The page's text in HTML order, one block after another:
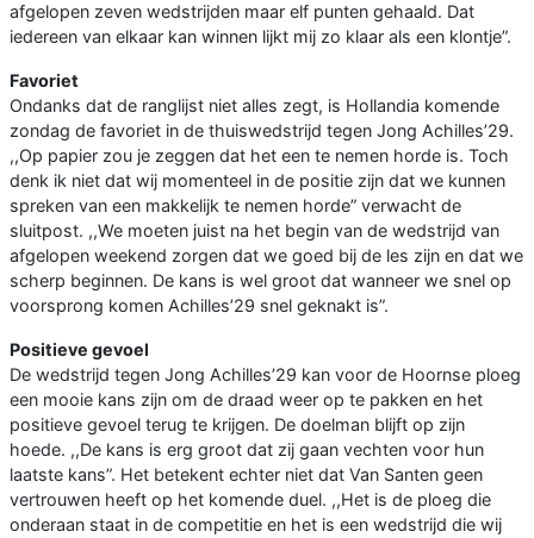
afgelopen zeven wedstrijden maar elf punten gehaald. Dat
iedereen van elkaar kan winnen lijkt mij zo klaar als een klontje”.
Favoriet
Ondanks dat de ranglijst niet alles zegt, is Hollandia komende
zondag de favoriet in de thuiswedstrijd tegen Jong Achilles’29.
,,Op papier zou je zeggen dat het een te nemen horde is. Toch
denk ik niet dat wij momenteel in de positie zijn dat we kunnen
spreken van een makkelijk te nemen horde” verwacht de
sluitpost. ,,We moeten juist na het begin van de wedstrijd van
afgelopen weekend zorgen dat we goed bij de les zijn en dat we
scherp beginnen. De kans is wel groot dat wanneer we snel op
voorsprong komen Achilles’29 snel geknakt is”.
Positieve gevoel
De wedstrijd tegen Jong Achilles’29 kan voor de Hoornse ploeg
een mooie kans zijn om de draad weer op te pakken en het
positieve gevoel terug te krijgen. De doelman blijft op zijn
hoede. ,,De kans is erg groot dat zij gaan vechten voor hun
laatste kans”. Het betekent echter niet dat Van Santen geen
vertrouwen heeft op het komende duel. ,,Het is de ploeg die
onderaan staat in de competitie en het is een wedstrijd die wij